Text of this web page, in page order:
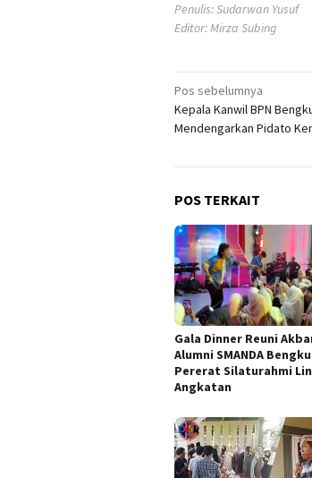
Penulis: Sudarwan Yusuf
Editor: Mirza Subing
Navigasi
pos
Pos sebelumnya
Kepala Kanwil BPN
Mendengarkan Pidato
POS TERKAIT
Gala Dinner Reuni
Alumni SMANDA
Pererat Silaturahmi
Angkatan